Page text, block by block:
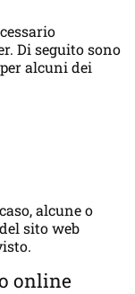
Di seguito sono
alcuni dei
alcune o
sito web
online